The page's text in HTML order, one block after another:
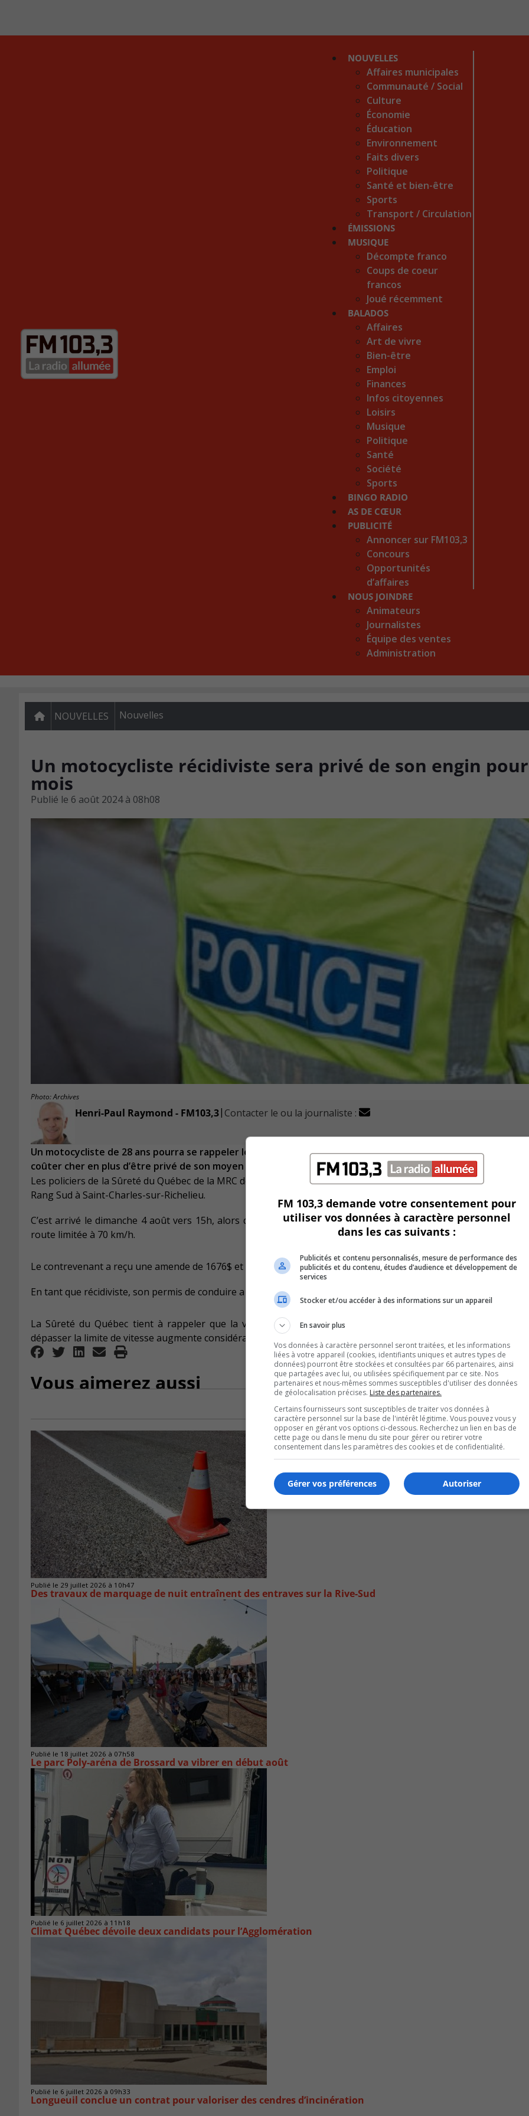
NOUVELLES
Affaires municipales
Communauté / Social
Culture
Économie
Éducation
Environnement
Faits divers
Politique
Santé et bien-être
Sports
Transport / Circulation
ÉMISSIONS
MUSIQUE
Décompte franco
Coups de coeur
francos
Joué récemment
BALADOS
Affaires
Art de vivre
Bien-être
Emploi
Finances
Infos citoyennes
Loisirs
Musique
Politique
Santé
Société
Sports
BINGO RADIO
AS DE CŒUR
PUBLICITÉ
Annoncer sur FM103,3
Concours
Opportunités
d’affaires
NOUS JOINDRE
Animateurs
Journalistes
Équipe des ventes
Administration
NOUVELLES Nouvelles
Un motocycliste récidiviste sera privé de son engin
mois
Publié le 6 août 2024 à 08h08
Photo: Archives
Henri-Paul Raymond - FM103,3| Contacter le ou la journaliste :
Un motocycliste de 28 ans pourra se rappeler longuement que d’excéder la vitesse sur le réseau routier
coûter cher en plus d’être privé de son moyen de transport et loisir.
Les policiers de la Sûreté du Québec de la MRC de La Vallée-du-Richelieu l‘ont intercepté pour excès de vitesse
Rang Sud à Saint-Charles-sur-Richelieu.
C’est arrivé le dimanche 4 août vers 15h, alors que le conducteur, originaire de Montréal, roulait à 157 km/h
route limitée à 70 km/h.
Le contrevenant a reçu une amende de 1676$ et 18 points d’inaptitude.
En tant que récidiviste, son permis de conduire a été suspendu pour trente jours et sa motocyclette remisée.
La Sûreté du Québec tient à rappeler que la vitesse est une des principales causes de collisions mortelles
dépasser la limite de vitesse augmente considérablement le risque d’accident.
Vous aimerez aussi
Publié le 29 juillet 2026 à 10h47
Des travaux de marquage de nuit entraînent des entraves sur la Rive-Sud
Publié le 18 juillet 2026 à 07h58
Le parc Poly-aréna de Brossard va vibrer en début août
Publié le 6 juillet 2026 à 11h18
Climat Québec dévoile deux candidats pour l’Agglomération
Publié le 6 juillet 2026 à 09h33
Longueuil conclue un contrat pour valoriser des cendres d’incinération
FM 103,3 demande votre consentement pour
utiliser vos données à caractère personnel
dans les cas suivants :
Publicités et contenu personnalisés, mesure de performance des
publicités et du contenu, études d’audience et développement de
services
Stocker et/ou accéder à des informations sur un appareil
En savoir plus
Vos données à caractère personnel seront traitées, et les informations
liées à votre appareil (cookies, identifiants uniques et autres types de
données) pourront être stockées et consultées par 66 partenaires, ainsi
que partagées avec lui, ou utilisées spécifiquement par ce site. Nos
partenaires et nous-mêmes sommes susceptibles d'utiliser des données
de géolocalisation précises. Liste des partenaires.
Certains fournisseurs sont susceptibles de traiter vos données à
caractère personnel sur la base de l'intérêt légitime. Vous pouvez vous y
opposer en gérant vos options ci-dessous. Recherchez un lien en bas de
cette page ou dans le menu du site pour gérer ou retirer votre
consentement dans les paramètres des cookies et de confidentialité.
Autoriser
Gérer vos préférences